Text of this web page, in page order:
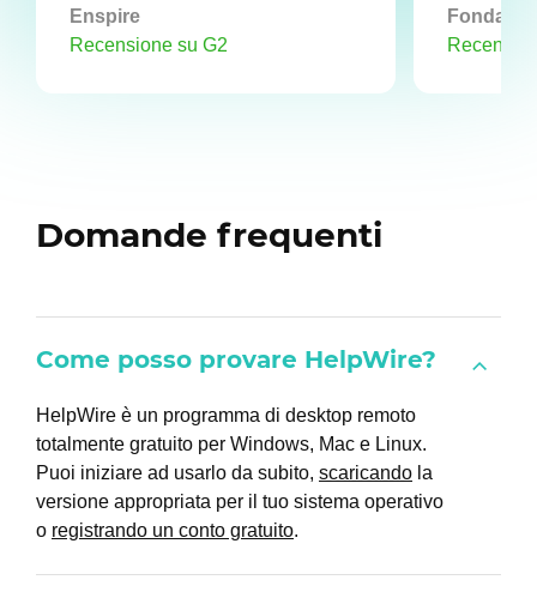
Enspire
Recensione su G2
Domande frequenti
Come posso provare HelpWire?
HelpWire è un programma di desktop remoto
totalmente gratuito per Windows, Mac e Linux.
Puoi iniziare ad usarlo da subito, scaricando la
versione appropriata per il tuo sistema operativo
o registrando un conto gratuito.